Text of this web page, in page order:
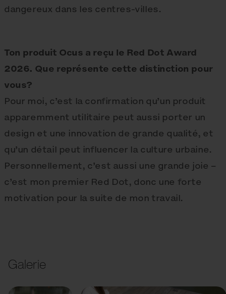
dangereux dans les centres-villes.
Ton produit Ocus a reçu le Red Dot Award
2026. Que représente cette distinction pour
vous?
Pour moi, c’est la confirmation qu’un produit
apparemment utilitaire peut aussi porter un
design et une innovation de grande qualité, et
qu’un détail peut influencer la culture urbaine.
Personnellement, c’est aussi une grande joie –
c’est mon premier Red Dot, donc une forte
motivation pour la suite de mon travail.
Galerie